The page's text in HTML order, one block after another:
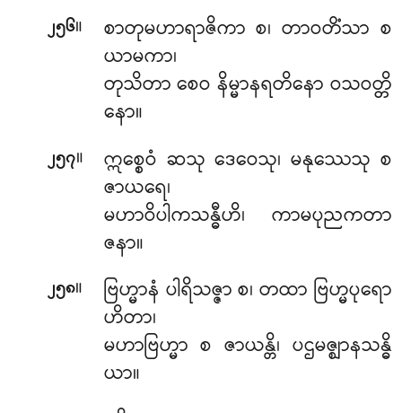
၂၅၆။
စာတုမဟာရာဇိကာ စ၊ တာဝတိံသာ စ
ယာမကာ၊
တုသိတာ စေဝ နိမ္မာနရတိနော ဝသဝတ္တိ
နော။
၂၅၇။
ဣစ္စေဝံ ဆသု ဒေဝေသု၊ မနုဿေသု စ
ဇာယရေ၊
မဟာဝိပါကသန္ဓီဟိ၊ ကာမပုညကတာ
ဇနာ။
၂၅၈။
ဗြဟ္မာနံ ပါရိသဇ္ဇာ စ၊ တထာ ဗြဟ္မပုရော
ဟိတာ၊
မဟာဗြဟ္မာ စ ဇာယန္တိ၊ ပဌမဇ္ဈာနသန္ဓိ
ယာ။